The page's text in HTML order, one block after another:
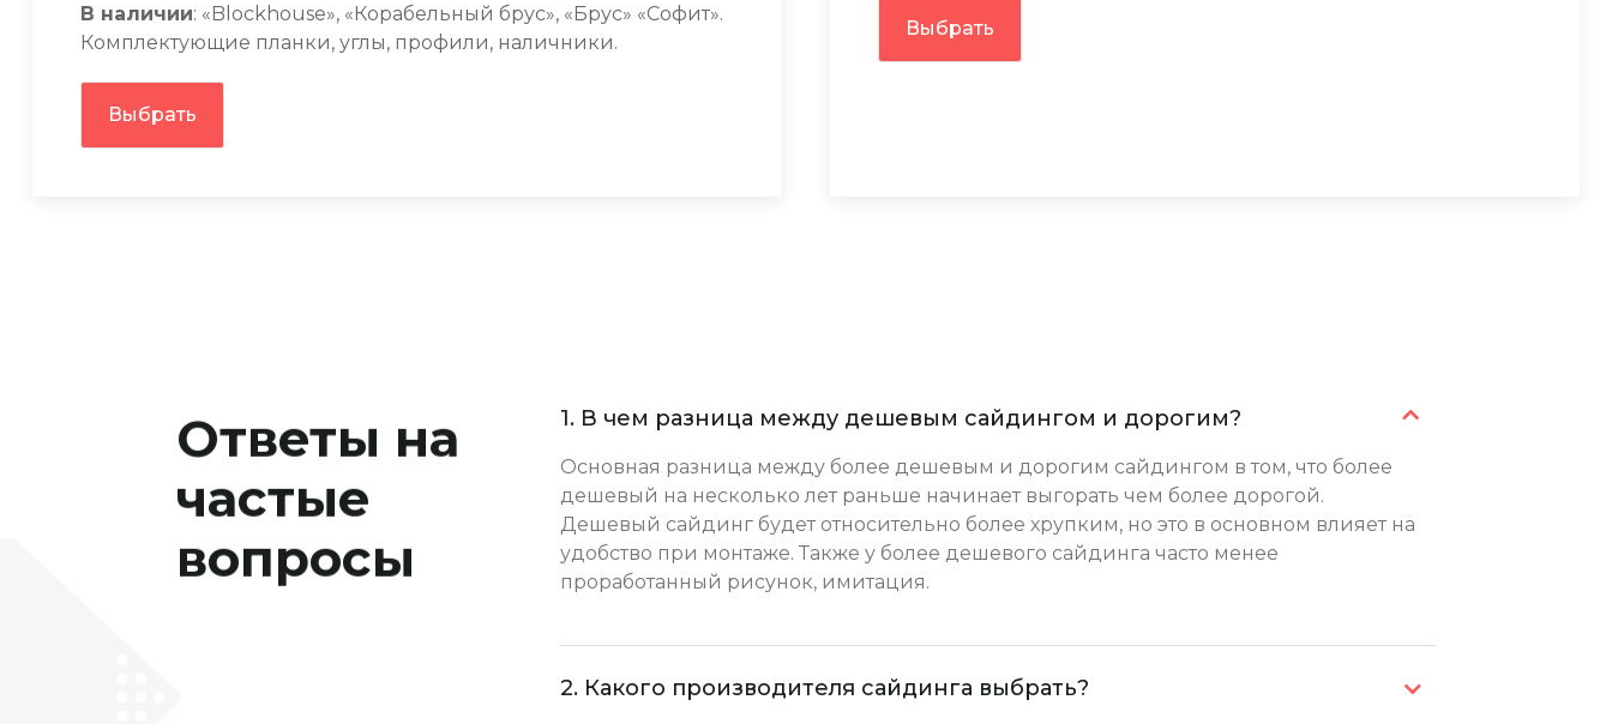
В наличии: «Blockhouse», «Корабельный брус», «Брус» «Софит».
Комплектующие планки, углы, профили, наличники.
Выбрать
Выбрать
Ответы на
частые
вопросы
1. В чем разница между дешевым сайдингом и дорогим?
Основная разница между более дешевым и дорогим сайдингом в том, что более
дешевый на несколько лет раньше начинает выгорать чем более дорогой.
Дешевый сайдинг будет относительно более хрупким, но это в основном влияет на
удобство при монтаже. Также у более дешевого сайдинга часто менее
проработанный рисунок, имитация.
2. Какого производителя сайдинга выбрать?